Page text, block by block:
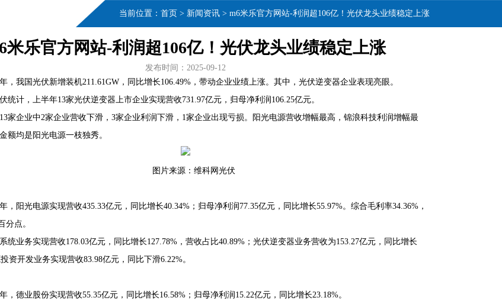
当前位置： 首页 > 新闻资讯 > m6米乐官方网站-利润超106亿！光伏龙头业绩稳定上涨
米乐官方网站-利润超106亿！光伏龙头业绩稳定上涨
发布时间：2025-09-12
，我国光伏新增装机211.61GW，同比增长106.49%，带动企业业绩上涨。其中，光伏逆变器企业表现亮眼。
统计，上半年13家光伏逆变器上市企业实现营收731.97亿元，归母净利润106.25亿元。
家企业中2家企业营收下滑，3家企业利润下滑，1家企业出现亏损。阳光电源营收增幅最高，锦浪科技利润增幅最
额均是阳光电源一枝独秀。
图片来源：维科网光伏
，阳光电源实现营收435.33亿元，同比增长40.34%；归母净利润77.35亿元，同比增长55.97%。综合毛利率34.36%，
分点。
统业务实现营收178.03亿元，同比增长127.78%，营收占比40.89%；光伏逆变器业务营收为153.27亿元，同比增长
资开发业务实现营收83.98亿元，同比下滑6.22%。
，德业股份实现营收55.35亿元，同比增长16.58%；归母净利润15.22亿元，同比增长23.18%。